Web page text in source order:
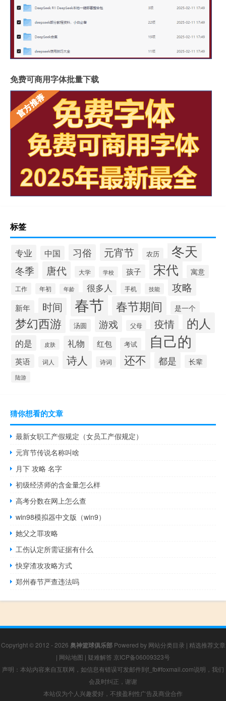
免费可商用字体批量下载
标签
专业 中国 习俗 元宵节 农历 冬天
冬季 唐代 大学 学校 孩子 宋代 寓意
工作 年初 年龄 很多人 手机 技能 攻略
新年 时间 春节 春节期间 是一个
梦幻西游 汤圆 游戏 父母 疫情 的人
的是 皮肤 礼物 红包 考试 自己的
英语 词人 诗人 诗词 还不 都是 长辈
陆游
猜你想看的文章
最新女职工产假规定（女员工产假规定）
元宵节传说名称叫啥
月下 攻略 名字
初级经济师的含金量怎么样
高考分数在网上怎么查
win98模拟器中文版（win9）
她父之罪攻略
工伤认定所需证据有什么
快穿渣攻攻略方式
郑州春节严查违法吗
Copyright © 2012 - 2026 奥神篮球俱乐部Powered by 网站分类目录 | 精选推荐文章
| 网站地图 | 疑难解答 京ICP备06009323号
声明：本站内容来自互联网，如信息有错误可发邮件到f_fb#foxmail.com说明，我们
会及时纠正，谢谢
本站仅为个人兴趣爱好，不接盈利性广告及商业合作